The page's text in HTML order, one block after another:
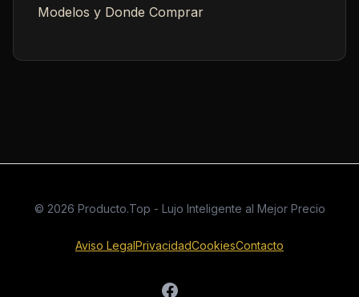
Modelos y Donde Comprar
© 2026 Producto.Top - Lujo Inteligente al Mejor Precio
Aviso LegalPrivacidadCookiesContacto